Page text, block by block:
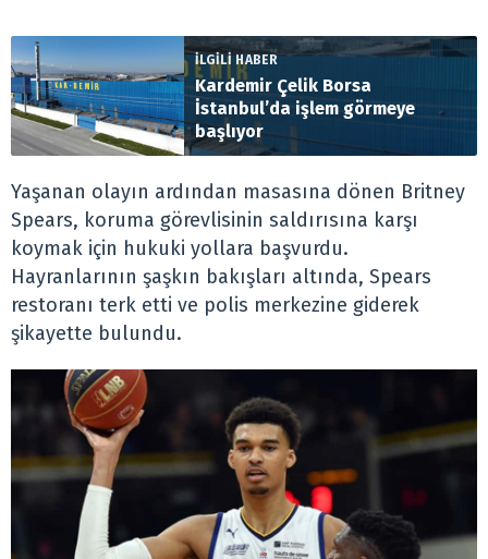
İLGİLİ HABER
Kardemir Çelik Borsa
İstanbul’da işlem görmeye
başlıyor
Yaşanan olayın ardından masasına dönen Britney
Spears, koruma görevlisinin saldırısına karşı
koymak için hukuki yollara başvurdu.
Hayranlarının şaşkın bakışları altında, Spears
restoranı terk etti ve polis merkezine giderek
şikayette bulundu.